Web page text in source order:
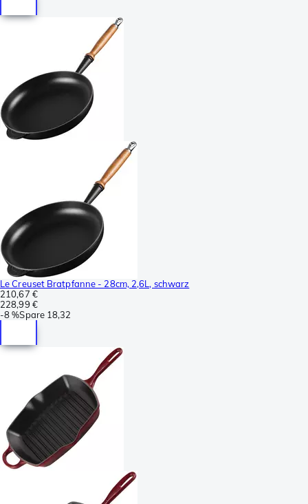
Le Creuset Bratpfanne - 28cm, 2,6L, schwarz
210,67 €
228,99 €
-8 %Spare 18,32